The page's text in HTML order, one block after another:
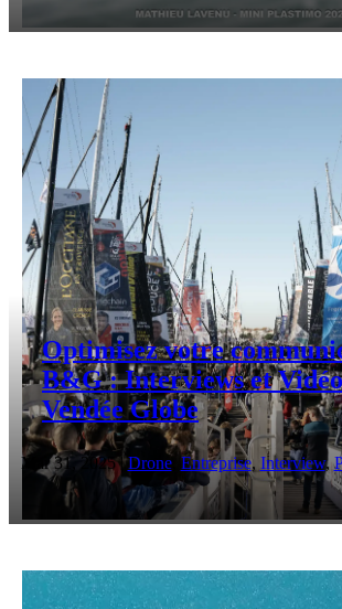
Optimisez votre
B&G : Interviews et
Vendée Globe
Mar 31, 2025|Drone, Entreprise, Interview,